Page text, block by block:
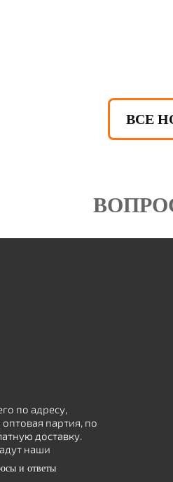
ВСЕ
по адресу,
партия, по
доставку.
наши